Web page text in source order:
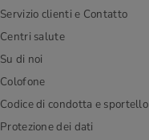
Servizio clienti e Contatto
Centri salute
Su di noi
Colofone
Codice di condotta e sportello
Protezione dei dati